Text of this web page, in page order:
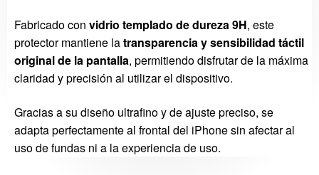
Fabricado con vidrio templado de dureza 9H, este
protector mantiene latransparencia y sensibilidad táctil
original de la pantalla, permitiendo disfrutar de la máxima
claridad y precisión al utilizar el dispositivo.
Gracias a su diseño ultrafino y de ajuste preciso, se
adapta perfectamente al frontal del iPhone sin afectar al
uso de fundas ni a la experiencia de uso.